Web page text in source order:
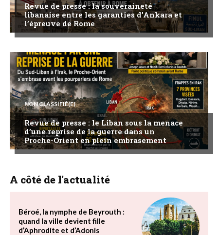
Revue de presse : la souveraineté
libanaise entre les garanties d’Ankara et
l’épreuve de Rome
NON CLASSIFIÉ(E)
Revue de presse : le Liban sous la menace
d’une reprise de la guerre dans un
Proche-Orient en plein embrasement
A côté de l'actualité
Béroé, la nymphe de Beyrouth :
quand la ville devient fille
d’Aphrodite et d’Adonis